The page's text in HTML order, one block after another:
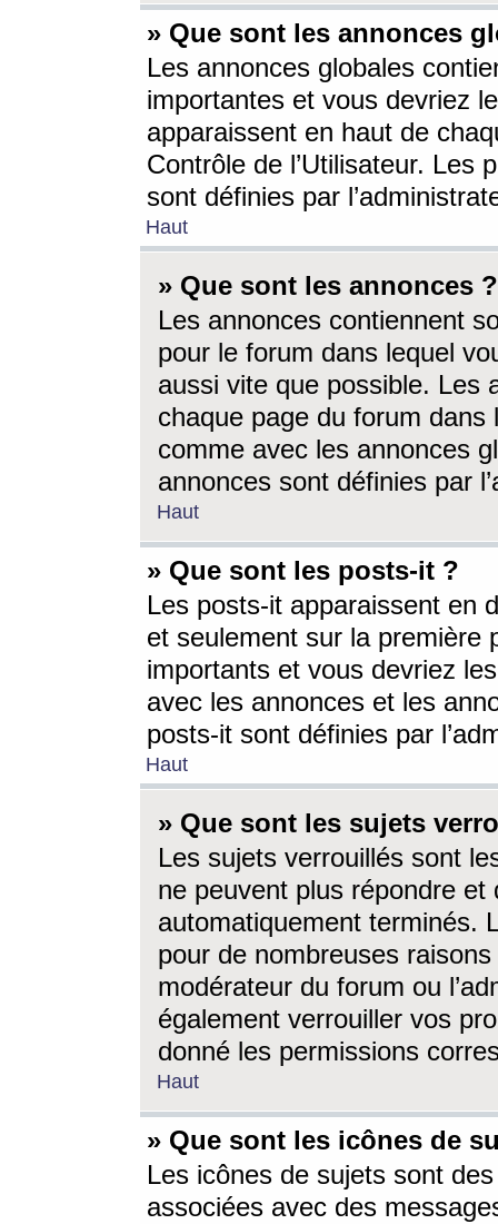
» Que sont les annonces
Les annonces globales
importantes et vous devriez
apparaissent en haut de
Contrôle de l’Utilisateur. Les
sont définies par
Haut
» Que sont les annonces ?
Les annonces contiennent
pour le forum dans lequel
aussi vite que possible. Les
chaque page du forum dans
comme avec les annonces
annonces sont définies par
Haut
» Que sont les posts-it ?
Les posts-it apparaissent en
et seulement sur la première
importants et vous devriez
avec les annonces et les
posts-it sont définies par
Haut
» Que sont les sujets
Les sujets verrouillés sont
ne peuvent plus répondre
automatiquement terminés.
pour de nombreuses
modérateur du forum ou
également verrouiller vos
donné les permissions
Haut
» Que sont les icônes de
Les icônes de sujets sont
associées avec des